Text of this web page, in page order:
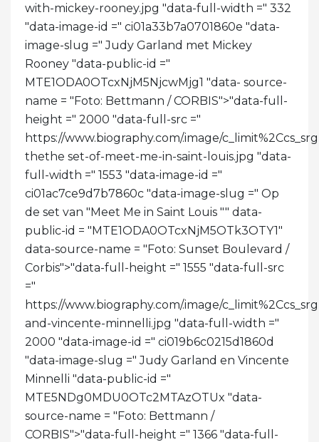
with-mickey-rooney.jpg "data-full-width =" 332
"data-image-id =" ci01a33b7a0701860e "data-
image-slug =" Judy Garland met Mickey
Rooney "data-public-id ="
MTE1ODA0OTcxNjM5NjcwMjg1 "data- source-
name = "Foto: Bettmann / CORBIS">"data-full-
height =" 2000 "data-full-src ="
https://www.biography.com/.image/
thethe set-of-meet-me-in-saint-louis.jpg "data-
full-width =" 1553 "data-image-id ="
ci01ac7ce9d7b7860c "data-image-slug =" Op
de set van "Meet Me in Saint Louis "" data-
public-id = "MTE1ODA0OTcxNjM5OTk3OTY1"
data-source-name = "Foto: Sunset Boulevard /
Corbis">"data-full-height =" 1555 "data-full-src
="
https://www.biography.com/.image/
and-vincente-minnelli.jpg "data-full-width ="
2000 "data-image-id =" ci019b6c0215d1860d
"data-image-slug =" Judy Garland en Vincente
Minnelli "data-public-id ="
MTE5NDg0MDU0OTc2MTAzOTUx "data-
source-name = "Foto: Bettmann /
CORBIS">"data-full-height =" 1366 "data-full-